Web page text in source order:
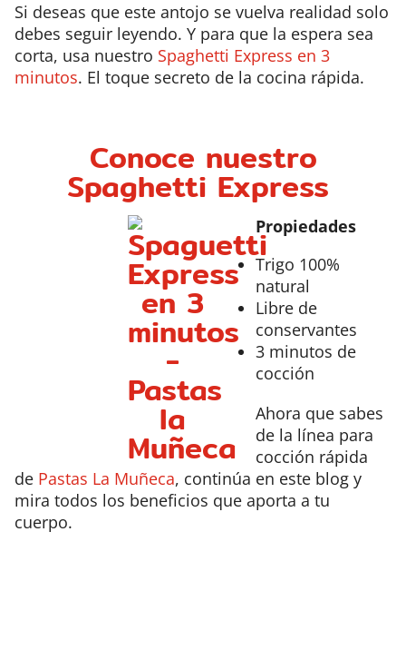
Si deseas que este antojo se vuelva realidad solo
debes seguir leyendo. Y para que la espera sea
corta, usa nuestro Spaghetti Express en 3
minutos. El toque secreto de la cocina rápida.
Conoce nuestro
Spaghetti Express
Propiedades
Trigo 100%
natural
Libre de
conservantes
3 minutos de
cocción
Ahora que sabes
de la línea para
cocción rápida
de Pastas La Muñeca, continúa en este blog y
mira todos los beneficios que aporta a tu
cuerpo.